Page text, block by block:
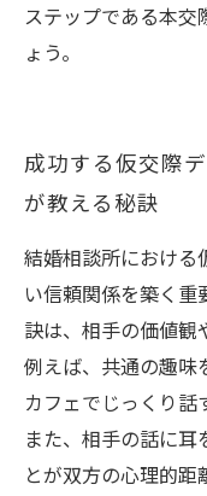
ステップである本交
ょう。
成功する仮交際
が教える秘訣
結婚相談所における
い信頼関係を築く
訣は、相手の価値観
例えば、共通の趣味
カフェでじっくり話
また、相手の話に
とが双方の心理的距